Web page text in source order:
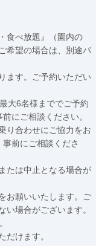
食べ放題』（園内の
希望の場合は、別途パ
ます。ご予約いただい
大6名様まででご予約
にご相談ください。
り合わせにご協力をお
前にご相談くださ
たは中止となる場合が
お願いいたします。ご
場合がございます。
けます。